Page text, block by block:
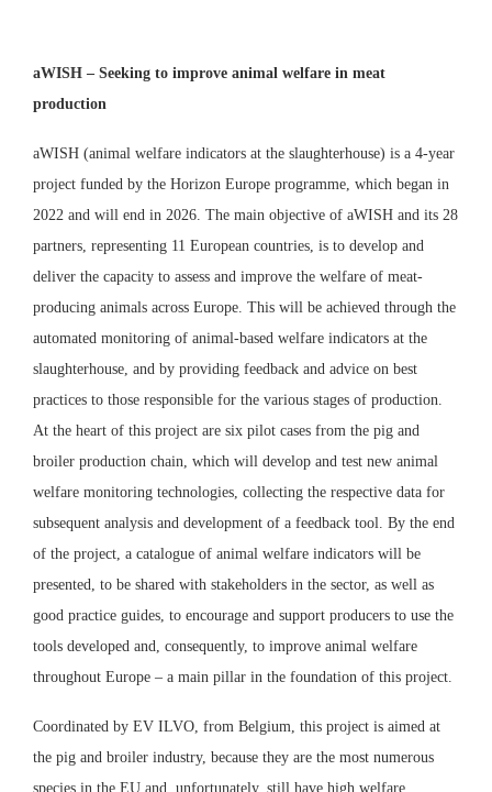
aWISH – Seeking to improve animal welfare in meat
production
aWISH (animal welfare indicators at the slaughterhouse) is a 4-year
project funded by the Horizon Europe programme, which began in
2022 and will end in 2026. The main objective of aWISH and its 28
partners, representing 11 European countries, is to develop and
deliver the capacity to assess and improve the welfare of meat-
producing animals across Europe. This will be achieved through the
automated monitoring of animal-based welfare indicators at the
slaughterhouse, and by providing feedback and advice on best
practices to those responsible for the various stages of production.
At the heart of this project are six pilot cases from the pig and
broiler production chain, which will develop and test new animal
welfare monitoring technologies, collecting the respective data for
subsequent analysis and development of a feedback tool. By the end
of the project, a catalogue of animal welfare indicators will be
presented, to be shared with stakeholders in the sector, as well as
good practice guides, to encourage and support producers to use the
tools developed and, consequently, to improve animal welfare
throughout Europe – a main pillar in the foundation of this project.
Coordinated by EV ILVO, from Belgium, this project is aimed at
the pig and broiler industry, because they are the most numerous
species in the EU and, unfortunately, still have high welfare